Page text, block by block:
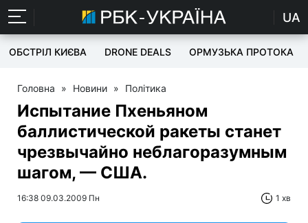
UA
ОБСТРІЛ КИЄВА DRONE DEALS ОРМУЗЬКА ПРОТОКА
Головна » Новини » Політика
Испытание Пхеньяном
баллистической ракеты станет
чрезвычайно неблагоразумным
шагом, — США.
16:38 09.03.2009 Пн 1 хв